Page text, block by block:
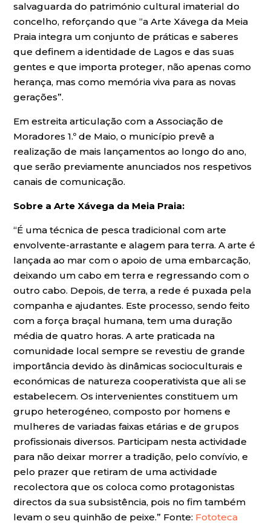
salvaguarda do património cultural imaterial do
concelho, reforçando que “a Arte Xávega da Meia
Praia integra um conjunto de práticas e saberes
que definem a identidade de Lagos e das suas
gentes e que importa proteger, não apenas como
herança, mas como memória viva para as novas
gerações”.
Em estreita articulação com a Associação de
Moradores 1.º de Maio, o município prevê a
realização de mais lançamentos ao longo do ano,
que serão previamente anunciados nos respetivos
canais de comunicação.
Sobre a Arte Xávega da Meia Praia:
“É uma técnica de pesca tradicional com arte
envolvente-arrastante e alagem para terra. A arte é
lançada ao mar com o apoio de uma embarcação,
deixando um cabo em terra e regressando com o
outro cabo. Depois, de terra, a rede é puxada pela
companha e ajudantes. Este processo, sendo feito
com a força braçal humana, tem uma duração
média de quatro horas. A arte praticada na
comunidade local sempre se revestiu de grande
importância devido às dinâmicas socioculturais e
económicas de natureza cooperativista que ali se
estabelecem. Os intervenientes constituem um
grupo heterogéneo, composto por homens e
mulheres de variadas faixas etárias e de grupos
profissionais diversos. Participam nesta actividade
para não deixar morrer a tradição, pelo convívio, e
pelo prazer que retiram de uma actividade
recolectora que os coloca como protagonistas
directos da sua subsistência, pois no fim também
levam o seu quinhão de peixe.” Fonte: Fototeca